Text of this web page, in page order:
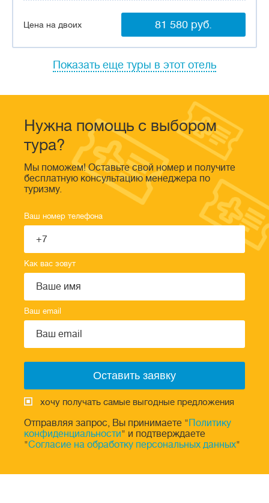
Цена на двоих 81 580 руб.
Показать еще туры в этот отель
Нужна помощь с выбором
тура?
Мы поможем! Оставьте свой номер и получите
бесплатную консультацию менеджера по
туризму.
Ваш номер телефона
Как вас зовут
Ваш email
хочу получать самые выгодные предложения
Отправляя запрос, Вы принимаете "Политику
конфиденциальности" и подтверждаете
"Согласие на обработку персональных данных"